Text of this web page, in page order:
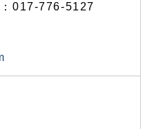
017-776-5127